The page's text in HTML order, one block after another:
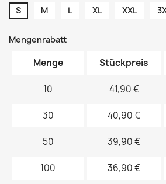
S M L XL XXL
Mengenrabatt
Menge Stückpreis
10 41,90 €
30 40,90 €
50 39,90 €
100 36,90 €